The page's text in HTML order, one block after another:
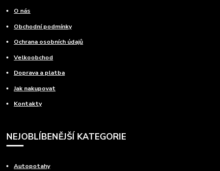
O nás
Obchodní podmínky
Ochrana osobních údajů
Velkoobchod
Doprava a platba
Jak nakupovat
Kontakty
NEJOBLÍBENĚJŠÍ KATEGORIE
Autopotahy